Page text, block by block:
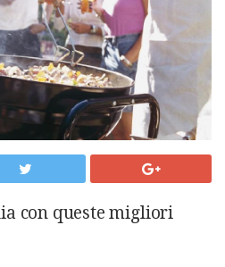
con queste migliori